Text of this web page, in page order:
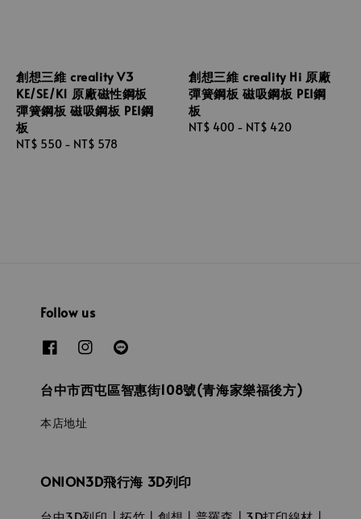
創想三維 creality V3
KE/SE/K1 原廠磁性鋼板
彈簧鋼板 磁吸鋼板 PEI鋼
板
Regular
NT$ 550 - NT$ 578
創想三維 creality Hi 原廠
彈簧鋼板 磁吸鋼板 PEI鋼
板
Regular
NT$ 400 - NT$ 420
Follow us
台中市西屯區智惠街108號(青海家樂福後方)
本店地址
ONION3D飛行海 3D列印